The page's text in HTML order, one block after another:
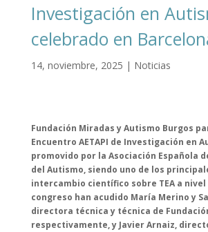
Investigación en
celebrado en
14, noviembre, 2025 | Noticias
Fundación Miradas y Autismo Burgos
Encuentro AETAPI de Investigación en
promovido por la Asociación Española
del Autismo, siendo uno de los
intercambio científico sobre TEA a nivel
congreso han acudido María Merino y
directora técnica y técnica de
respectivamente, y Javier Arnaiz,